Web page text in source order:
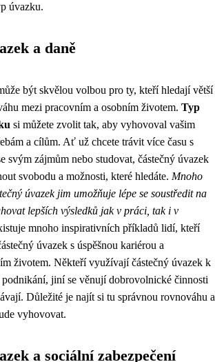
úvazku.
a daně
být skvělou volbou pro ty, kteří hledají větší
mezi pracovním a osobním životem. Typ
si můžete zvolit tak, aby vyhovoval vašim
a cílům. Ať už chcete trávit více času s
svým zájmům nebo studovat, částečný úvazek
svobodu a možnosti, které hledáte. Mnoho
úvazek jim umožňuje lépe se soustředit na
lepších výsledků jak v práci, tak i v
mnoho inspirativních příkladů lidí, kteří
úvazek s úspěšnou kariérou a
životem. Někteří využívají částečný úvazek k
jiní se věnují dobrovolnické činnosti
Důležité je najít si tu správnou rovnováhu a
vyhovovat.
a sociální zabezpečení